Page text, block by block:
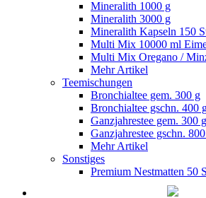
Mineralith 1000 g
Mineralith 3000 g
Mineralith Kapseln 150
Multi Mix 10000 ml
Multi Mix Oregano /
Mehr Artikel
Teemischungen
Bronchialtee gem. 300 g
Bronchialtee gschn. 400
Ganzjahrestee gem. 300 g
Ganzjahrestee gschn.
Mehr Artikel
Sonstiges
Premium Nestmatten 50